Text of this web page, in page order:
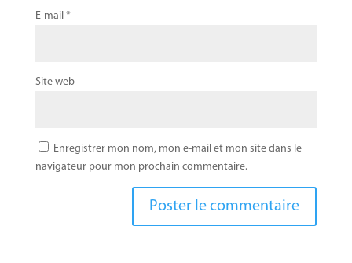
E-mail *
Site web
Enregistrer mon nom, mon e-mail et mon site dans le
navigateur pour mon prochain commentaire.